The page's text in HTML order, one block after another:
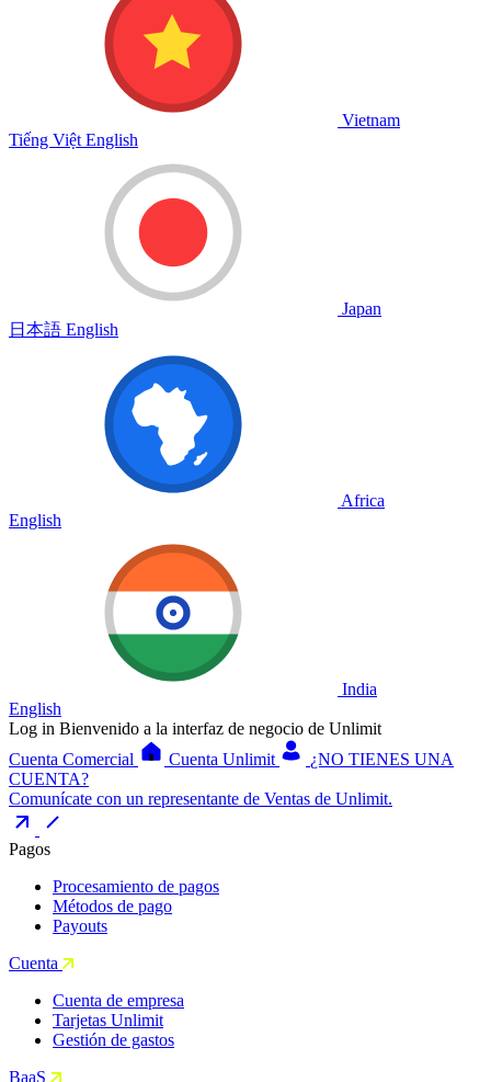
Vietnam
Tiếng Việt English
Japan
日本語 English
Africa
English
India
English
Log in Bienvenido a la interfaz de negocio de Unlimit
Cuenta Comercial
Cuenta Unlimit
¿NO TIENES UNA
CUENTA?
Comunícate con un representante de Ventas de Unlimit.
Pagos
Procesamiento de pagos
Métodos de pago
Payouts
Cuenta
Cuenta de empresa
Tarjetas Unlimit
Gestión de gastos
BaaS